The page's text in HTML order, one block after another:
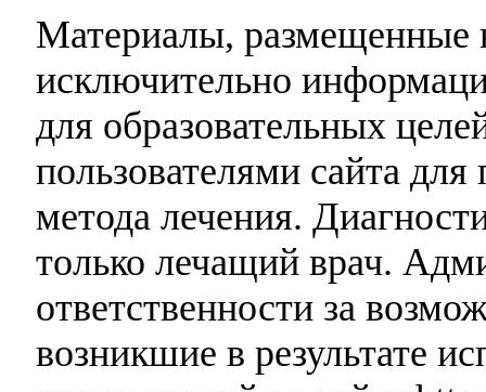
Материалы, размещенные
исключительно
для образовательных
пользователями сайта
метода лечения.
только лечащий врач.
ответственности за
возникшие в результате